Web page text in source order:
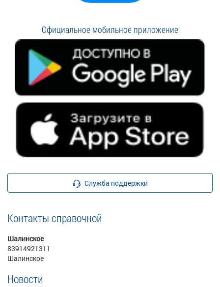
Официальное мобильное приложение
Служба поддержки
Контакты справочной
Шалинское
83914921311
Шалинское
Новости